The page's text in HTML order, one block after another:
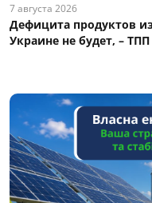
7 августа 2026
Дефицита продуктов
Украине не будет, – ТПП